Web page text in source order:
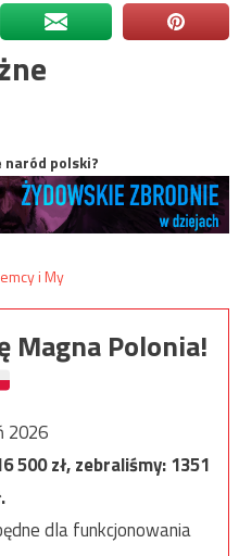
naród polski?
Magna Polonia!
2026
500zł, zebraliśmy:1351
dla funkcjonowania